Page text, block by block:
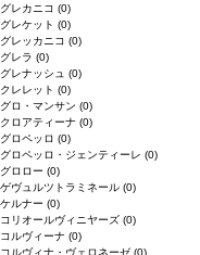
グレカニコ (0)
グレケット (0)
グレッカニコ (0)
グレラ (0)
グレナッシュ (0)
クレレット (0)
グロ・マンサン (0)
クロアティーナ (0)
グロペッロ (0)
グロペッロ・ジェンティーレ (0)
グロロー (0)
ゲヴュルツトラミネール (0)
ケルナー (0)
コリオールヴィニヤーズ (0)
コルヴィーナ (0)
コルヴィナ・ヴェロネーゼ (0)